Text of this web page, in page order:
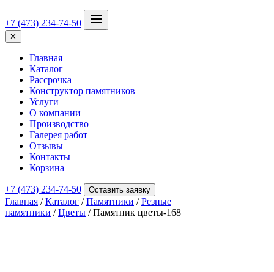
+7 (473) 234-74-50
✕
Главная
Каталог
Рассрочка
Конструктор памятников
Услуги
О компании
Производство
Галерея работ
Отзывы
Контакты
Корзина
+7 (473) 234-74-50 Оставить заявку
Главная /Каталог /Памятники /Резные
памятники /Цветы / Памятник цветы-168